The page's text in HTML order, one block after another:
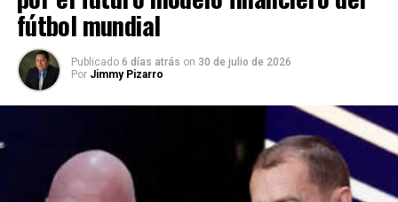
fútbol mundial
Publicado 6 días atrás on 30 de julio de 2026
Por Jimmy Pizarro